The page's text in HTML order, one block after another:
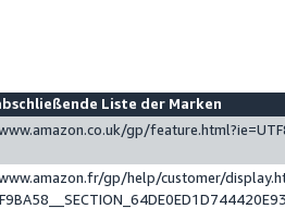
Liste der Marken
gp/
gp/help/customer/